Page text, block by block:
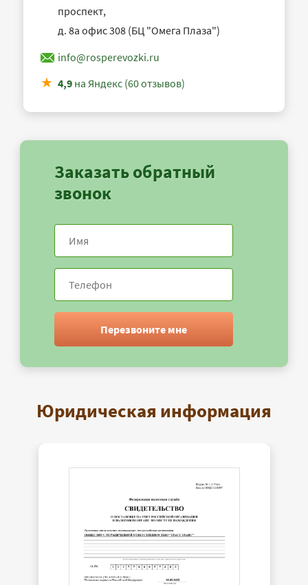
проспект,
д. 8а офис 308 (БЦ "Омега Плаза")
info@rosperevozki.ru
4,9 на Яндекс (60 отзывов)
Заказать обратный
звонок
Перезвоните мне
Юридическая информация